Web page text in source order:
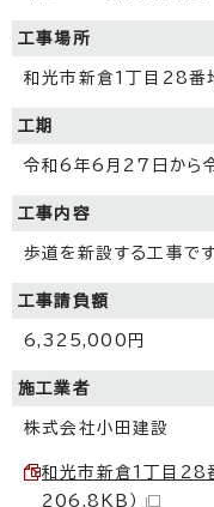
工事場所
和光市新倉1丁目28番
工期
令和6年6月27日から
工事内容
歩道を新設する工事です
工事請負額
6,325,000円
施工業者
株式会社小田建設
和光市新倉1丁目28
206.8KB）